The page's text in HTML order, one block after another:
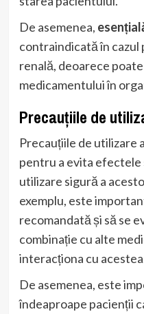
De asemenea,
contraindicată în
renală, deoarece
medicamentului în
Precauțiile de
Precauțiile de utilizare
pentru a evita efectele
utilizare sigură a
exemplu, este
recomandată și să se
combinație cu alte
interacționa cu
De asemenea, este
îndeaproape pacienții